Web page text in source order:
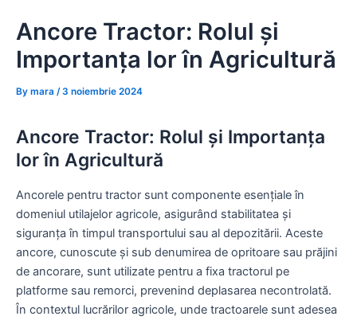
content
Ancore Tractor: Rolul și
Importanța lor în Agricultură
By mara /3 noiembrie 2024
Ancore Tractor: Rolul și Importanța
lor în Agricultură
Ancorele pentru tractor sunt componente esențiale în
domeniul utilajelor agricole, asigurând stabilitatea și
siguranța în timpul transportului sau al depozitării. Aceste
ancore, cunoscute și sub denumirea de opritoare sau prăjini
de ancorare, sunt utilizate pentru a fixa tractorul pe
platforme sau remorci, prevenind deplasarea necontrolată.
În contextul lucrărilor agricole, unde tractoarele sunt adesea